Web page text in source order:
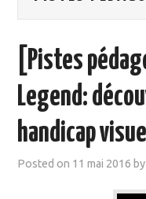
DOCUMENTS
MOOC SUIVIS
EVÉNEMENTS
[Pistes
Legend:
handicap
Posted on 11 mai 2016